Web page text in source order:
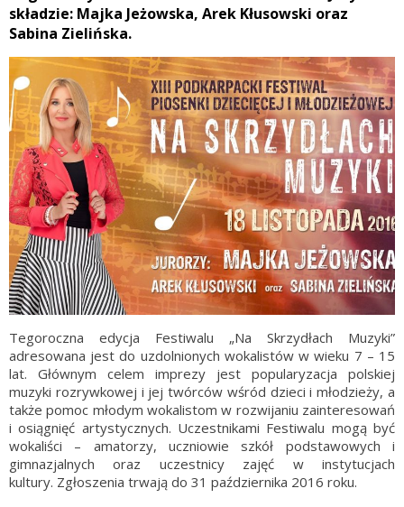
składzie: Majka Jeżowska, Arek Kłusowski oraz
Sabina Zielińska.
Tegoroczna edycja Festiwalu „Na Skrzydłach Muzyki”
adresowana jest do uzdolnionych wokalistów w wieku 7 – 15
lat. Głównym celem imprezy jest popularyzacja polskiej
muzyki rozrywkowej i jej twórców wśród dzieci i młodzieży, a
także pomoc młodym wokalistom w rozwijaniu zainteresowań
i osiągnięć artystycznych. Uczestnikami Festiwalu mogą być
wokaliści – amatorzy, uczniowie szkół podstawowych i
gimnazjalnych oraz uczestnicy zajęć w instytucjach
kultury. Zgłoszenia trwają do 31 października 2016 roku.